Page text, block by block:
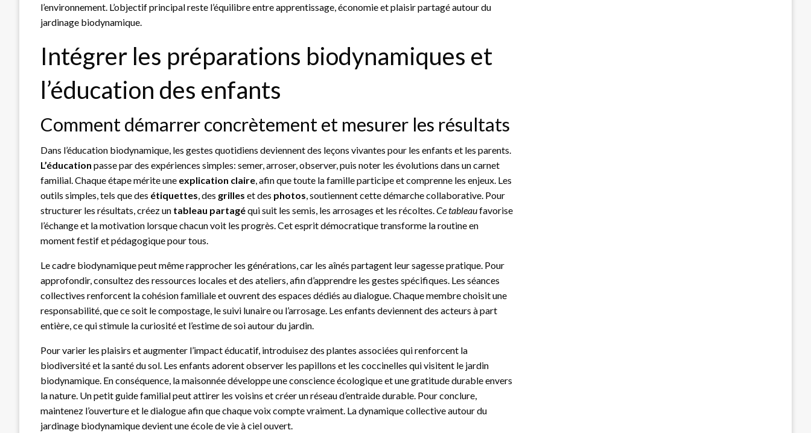
l’environnement. L’objectif principal reste l’équilibre entre apprentissage, économie et plaisir partagé autour du
jardinage biodynamique.
Intégrer les préparations biodynamiques et
l’éducation des enfants
Comment démarrer concrètement et mesurer les résultats
Dans l’éducation biodynamique, les gestes quotidiens deviennent des leçons vivantes pour les enfants et les parents.
L’éducation passe par des expériences simples: semer, arroser, observer, puis noter les évolutions dans un carnet
familial. Chaque étape mérite une explication claire, afin que toute la famille participe et comprenne les enjeux. Les
outils simples, tels que des étiquettes, des grilles et des photos, soutiennent cette démarche collaborative. Pour
structurer les résultats, créez un tableau partagéqui suit les semis, les arrosages et les récoltes.Ce tableaufavorise
l’échange et la motivation lorsque chacun voit les progrès. Cet esprit démocratique transforme la routine en
moment festif et pédagogique pour tous.
Le cadre biodynamique peut même rapprocher les générations, car les aînés partagent leur sagesse pratique. Pour
approfondir, consultez des ressources locales et des ateliers, afin d’apprendre les gestes spécifiques. Les séances
collectives renforcent la cohésion familiale et ouvrent des espaces dédiés au dialogue. Chaque membre choisit une
responsabilité, que ce soit le compostage, le suivi lunaire ou l’arrosage. Les enfants deviennent des acteurs à part
entière, ce qui stimule la curiosité et l’estime de soi autour du jardin.
Pour varier les plaisirs et augmenter l’impact éducatif, introduisez des plantes associées qui renforcent la
biodiversité et la santé du sol. Les enfants adorent observer les papillons et les coccinelles qui visitent le jardin
biodynamique. En conséquence, la maisonnée développe une conscience écologique et une gratitude durable envers
la nature. Un petit guide familial peut attirer les voisins et créer un réseau d’entraide durable. Pour conclure,
maintenez l’ouverture et le dialogue afin que chaque voix compte vraiment. La dynamique collective autour du
jardinage biodynamique devient une école de vie à ciel ouvert.